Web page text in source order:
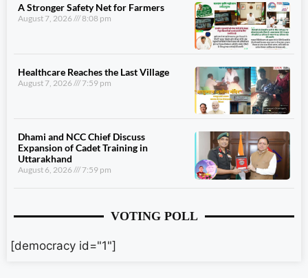
A Stronger Safety Net for Farmers
August 7, 2026 8:08 pm
Healthcare Reaches the Last Village
August 7, 2026 7:59 pm
Dhami and NCC Chief Discuss
Expansion of Cadet Training in
Uttarakhand
August 6, 2026 7:59 pm
VOTING POLL
[democracy id="1"]